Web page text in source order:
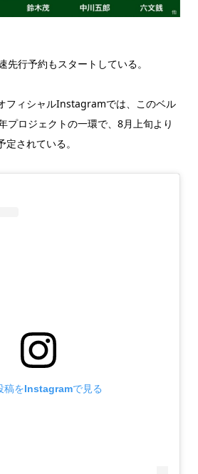
先行予約もスタートしている。
フィシャルInstagramでは、このベル
プロジェクトの一環で、8月上旬より
されている。
稿をInstagramで見る